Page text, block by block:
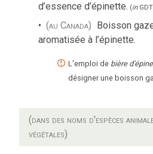
d’essence d’épinette. (inGDT
(au Canada) Boisson
aromatisée à l’épinette.
L'emploi de bière
désigner une boisson
(dans des noms d'espèces
végétales)